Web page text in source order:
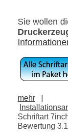
Sie wollen
mehr
|
Schriftart
Bewertung